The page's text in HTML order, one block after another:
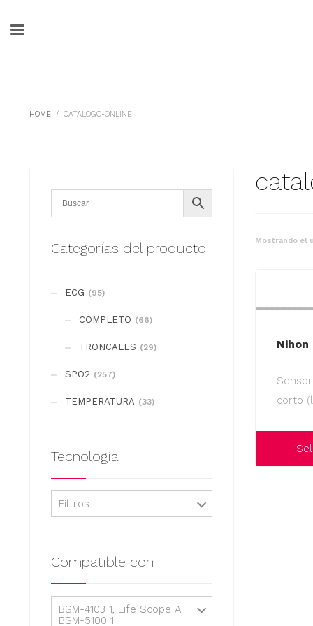
HOME CATALOGO-ONLINE
Mostrando el
Nihon
corto
Categorías del producto
ECG (95)
COMPLETO (66)
TRONCALES (29)
SPO2 (257)
TEMPERATURA (33)
Tecnología
Filtros
Compatible con
BSM-4103 1, Life Scope A
BSM-5100 1